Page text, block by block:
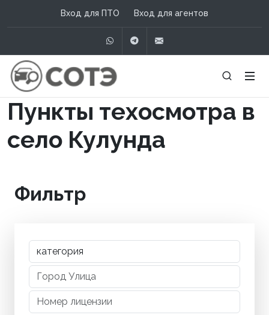
Вход для ПТО Вход для агентов
WhatsAppTelegram
Пункты техосмотра в
село Кулунда
Фильтр